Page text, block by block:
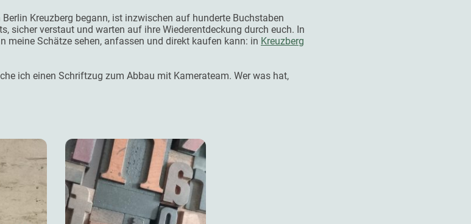
Kreuzberg begann, ist inzwischen auf hunderte Buchstaben
sicher verstaut und warten auf ihre Wiederentdeckung durch euch. In
meine Schätze sehen, anfassen und direkt kaufen kann: in Kreuzberg
ich einen Schriftzug zum Abbau mit Kamerateam. Wer was hat,